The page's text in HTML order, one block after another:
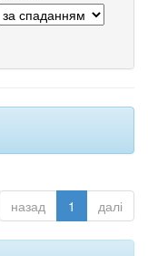
назад 1 далі